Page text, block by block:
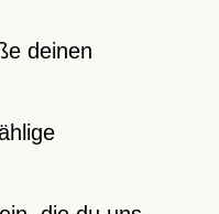
deinen